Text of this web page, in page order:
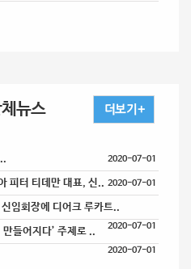
뉴스
2020-07-01
피터 티데만 대표, 신.. 2020-07-01
임회장에 디어크 루카트..
2020-07-01
들어지다’ 주제로 ..
2020-07-01